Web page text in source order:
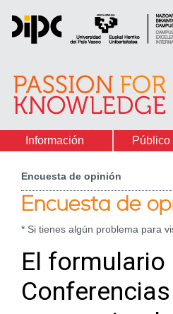
Información Público
Encuesta de opinión
Encuesta de
* Si tienes algún problema para